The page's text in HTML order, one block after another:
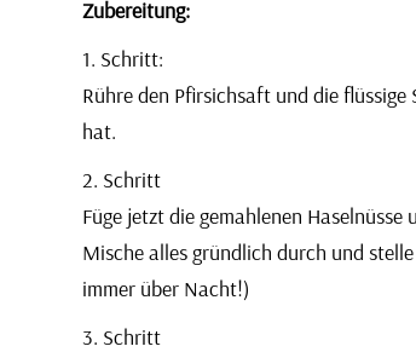
Zubereitung:
1. Schritt:
Rühre den Pfirsichsaft und die
hat.
2. Schritt
Füge jetzt die gemahlenen
Mische alles gründlich durch und
immer über Nacht!)
3. Schritt